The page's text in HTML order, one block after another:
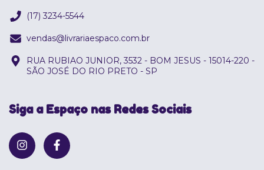
(17) 3234-5544
vendas@livrariaespaco.com.br
RUA RUBIAO JUNIOR, 3532 - BOM JESUS - 15014-220 -
SÃO JOSÉ DO RIO PRETO - SP
Siga a Espaço nas Redes Sociais